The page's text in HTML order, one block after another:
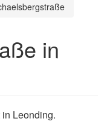
in
Leonding.